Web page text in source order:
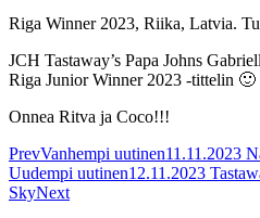
Riga Winner 2023, Riika, Latvia.
JCH Tastaway’s Papa Johns
Riga Junior Winner 2023 -tittelin 🙂
Onnea Ritva ja Coco!!!
PrevVanhempi uutinen11.11.2023
Uudempi uutinen12.11.2023
SkyNext